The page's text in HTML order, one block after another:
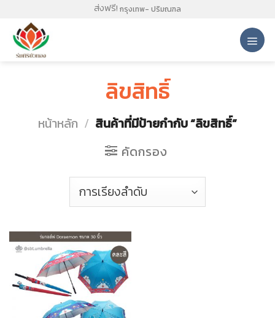
content
ส่งฟรี! กรุงเทพ- ปริมณฑล
ลิขสิทธิ์
หน้าหลัก / สินค้าที่มีป้ายกำกับ “ลิขสิทธิ์”
คัดกรอง